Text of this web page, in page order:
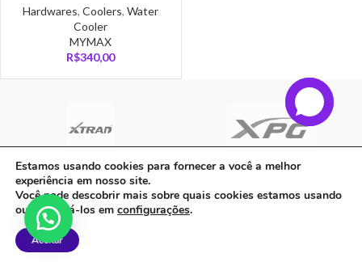
MYC/FC-V3-120-RD
Hardwares,Coolers,Water
Cooler
MYMAX
R$340,00
C A Informatica Ltda | CNPJ: 33.482.008/0001-90 | Avenida Dos Ipês,
QD31 LT23, Bairro Cidade Jardim, CEP: 68.515-000 - | PARAUAPEBAS-
Feito com ❤ por
Estamos usando cookies para fornecer a você a melhor
experiência em nosso site.
Você pode descobrir mais sobre quais cookies estamos usando
ou desativá-los em configurações.
Aceitar